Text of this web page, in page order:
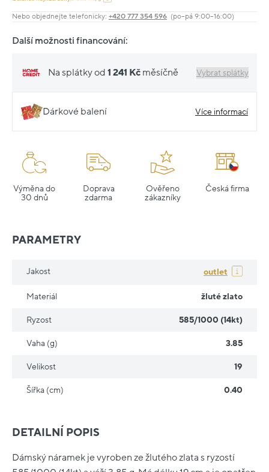
Nebo objednejte telefonicky: +420 777 354 596 (po–pá 9:00–16:00)
Další možnosti financování:
Na splátky od 1 241 Kč měsíčně Vybrat splátky
Dárkové balení Více informací
Výměna do
30 dnů
Doprava
zdarma
Ověřeno
zákazníky
Česká firma
DETAILNÍ POPIS
Dámský náramek je vyroben ze žlutého zlata s ryzostí
PARAMETRY
Jakost outlet
Materiál žluté zlato
Ryzost 585/1000 (14kt)
Vaha (g) 3.85
Velikost 19
Šířka (cm) 0.40